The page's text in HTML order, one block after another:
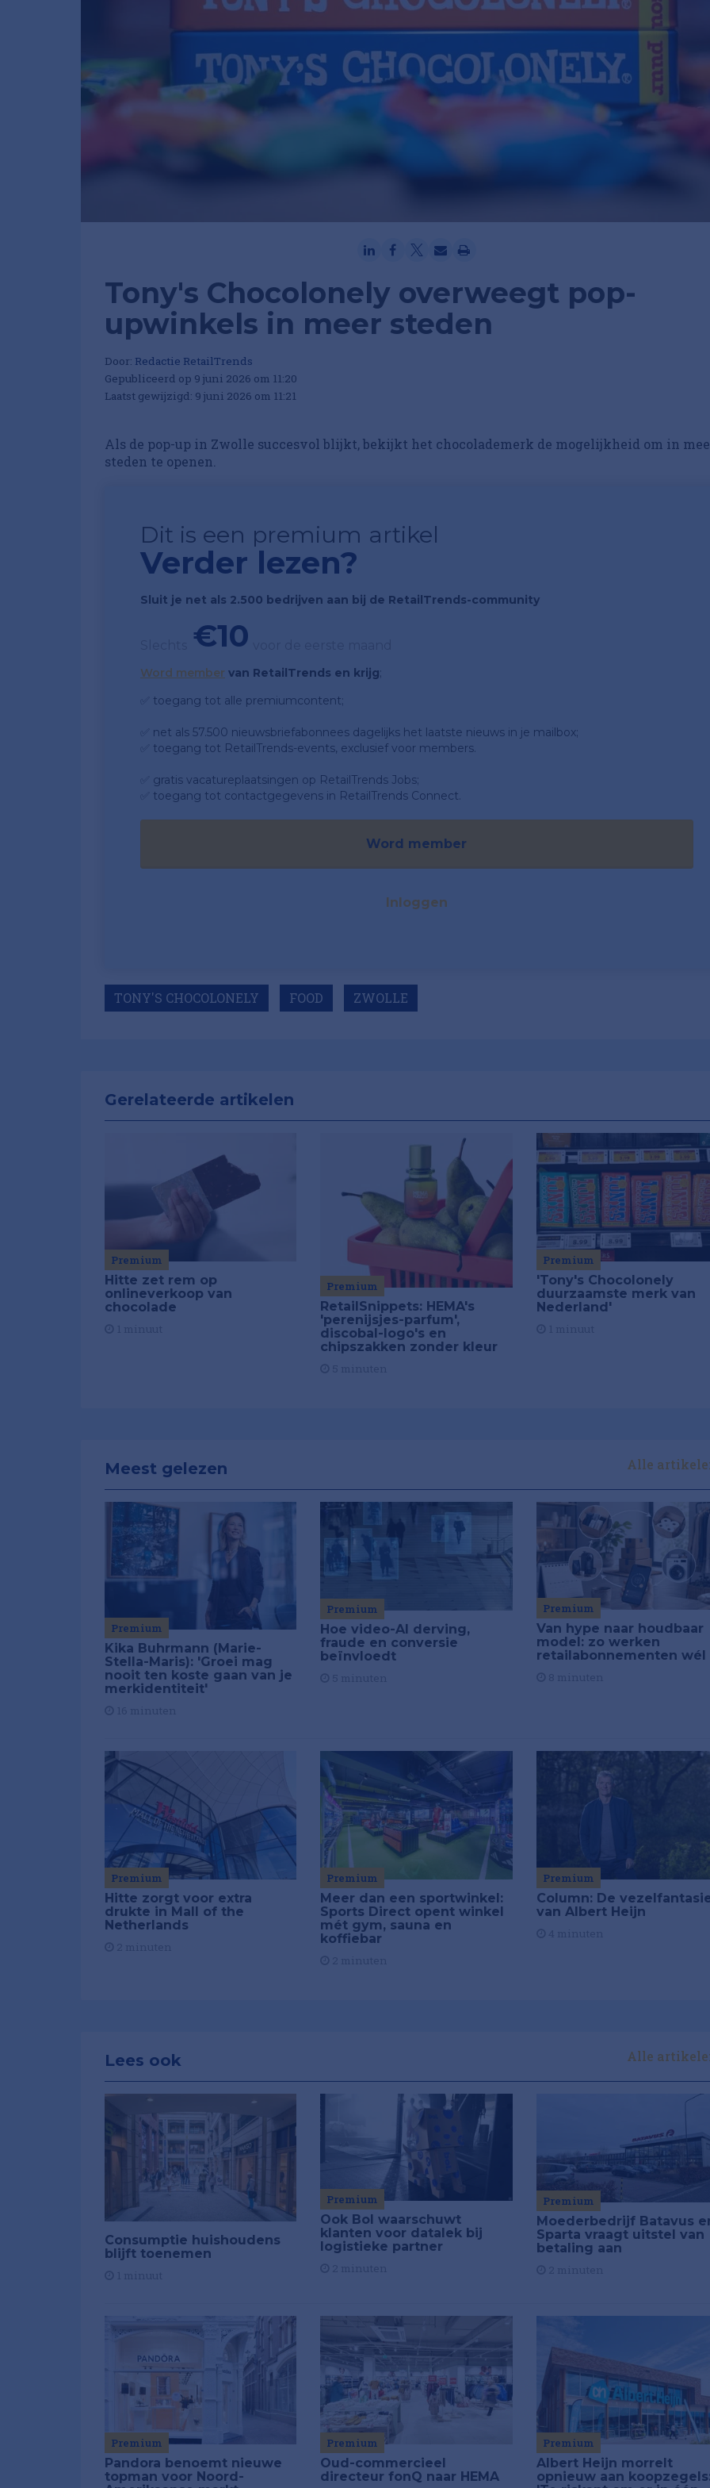
Tony's Chocolonely overweegt pop-
upwinkels in meer steden
Door: Redactie RetailTrends
Gepubliceerd op 9 juni 2026 om 11:20
Laatst gewijzigd: 9 juni 2026 om 11:21
Als de pop-up in Zwolle succesvol blijkt, bekijkt het chocolademerk de mogelijkheid om in
steden te openen.
Dit is een premium artikel
Verder lezen?
Sluit je net als 2.500 bedrijven aan bij de RetailTrends-community
€10
Word member van RetailTrends en krijg;
✅ toegang tot alle premiumcontent;
✅ net als 57.500 nieuwsbriefabonnees dagelijks het laatste nieuws in je mailbox;
✅ toegang tot RetailTrends-events, exclusief voor members.
✅ gratis vacatureplaatsingen op RetailTrends Jobs;
✅ toegang tot contactgegevens in RetailTrends Connect.
Word member
Inloggen
TONY'S CHOCOLONELY FOOD ZWOLLE
Gerelateerde artikelen
Premium
Hitte zet rem op
onlineverkoop van
chocolade
Premium
RetailSnippets: HEMA's
'perenijsjes-parfum',
discobal-logo's en
chipszakken zonder kleur
Premium
'Tony's Chocolonely
duurzaamste merk van
Nederland'
Meest gelezen Alle
Premium
Kika Buhrmann (Marie-
Stella-Maris): 'Groei mag
nooit ten koste gaan van je
merkidentiteit'
Premium
Hoe video-AI derving,
fraude en conversie
beïnvloedt
Premium
Van hype naar houdbaar
model: zo werken
retailabonnementen wél
Premium
Hitte zorgt voor extra
drukte in Mall of the
Netherlands
Premium
Meer dan een sportwinkel:
Sports Direct opent winkel
mét gym, sauna en
koffiebar
Premium
Column: De
van Albert Heijn
Lees ook Alle
Consumptie huishoudens
blijft toenemen
Premium
Ook Bol waarschuwt
klanten voor datalek bij
logistieke partner
Premium
Moederbedrijf Batavus
Sparta vraagt uitstel van
betaling aan
Premium
Pandora benoemt nieuwe
topman voor Noord-
Premium
Oud-commercieel
directeur fonQ naar HEMA
Premium
Albert Heijn morrelt
opnieuw aan